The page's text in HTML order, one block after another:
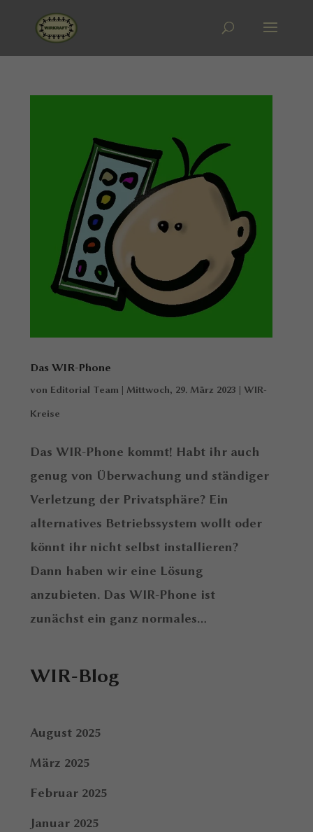
Das WIR-Phone
von Editorial Team | Mittwoch, 29. März 2023 |WIR-
Kreise
Das WIR-Phone kommt! Habt ihr auch
genug von Überwachung und ständiger
Verletzung der Privatsphäre? Ein
alternatives Betriebssystem wollt oder
könnt ihr nicht selbst installieren?
Dann haben wir eine Lösung
anzubieten. Das WIR-Phone ist
zunächst ein ganz normales...
WIR-Blog
August 2025
März 2025
Februar 2025
Januar 2025